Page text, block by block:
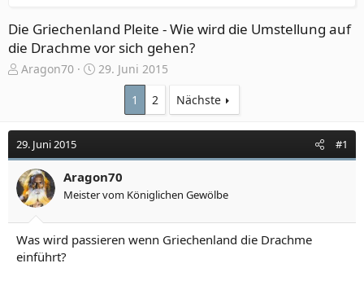
Die Griechenland Pleite - Wie wird die Umstellung auf
die Drachme vor sich gehen?
E
e
l
l
e
r
Aragon70
E
e
l
t
a
29. Juni 2015
1
2 Nächste
29. Juni 2015 #1
Aragon70
Meister vom Königlichen Gewölbe
Was wird passieren wenn Griechenland die Drachme
einführt?